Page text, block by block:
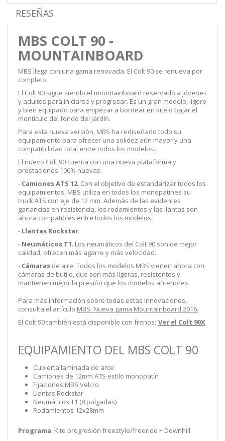
RESEÑAS
MBS COLT 90 -
MOUNTAINBOARD
MBS llega con una gama renovada. El Colt 90 se renueva por
completo.
El Colt 90 sigue siendo el mountainboard reservado a jóvenes
y adultos para iniciarse y progresar. Es un gran modelo, ligero
y bien equipado para empezar a bordear en kite o bajar el
montículo del fondo del jardín.
Para esta nueva versión, MBS ha rediseñado todo su
equipamiento para ofrecer una solidez aún mayor y una
compatibilidad total entre todos los modelos.
El nuevo Colt 90 cuenta con una nueva plataforma y
prestaciones 100% nuevas:
- Camiones ATS 12. Con el objetivo de estandarizar todos los
equipamientos, MBS utiliza en todos los monopatines su
truck ATS con eje de 12 mm. Además de las evidentes
ganancias en resistencia, los rodamientos y las llantas son
ahora compatibles entre todos los modelos.
- Llantas Rockstar
- Neumáticos T1. Los neumáticos del Colt 90 son de mejor
calidad, ofrecen más agarre y más velocidad.
- Cámaras de aire. Todos los modelos MBS vienen ahora con
cámaras de butilo, que son más ligeras, resistentes y
mantienen mejor la presión que los modelos anteriores.
Para más información sobre todas estas innovaciones,
consulta el artículo MBS: Nueva gama Mountainboard 2016.
El Colt 90 también está disponible con frenos: Ver el Colt 90X
EQUIPAMIENTO DEL MBS COLT 90
Cubierta laminada de arce
Camiones de 12mm ATS estilo monopatín
Fijaciones MBS Velcro
Llantas Rockstar
Neumáticos T1 (8 pulgadas)
Rodamientos 12x28mm
Programa: Kite progresión freestyle/freeride + Downhill